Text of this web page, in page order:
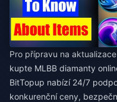
Pro přípravu na
kupte MLBB diamanty
BitTopup nabízí 24/7
konkurenční ceny,